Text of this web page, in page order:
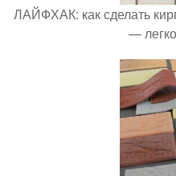
ЛАЙФХАК: как сделать
—